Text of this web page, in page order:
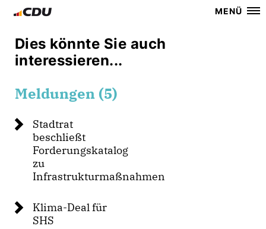
MENÜ
Dies könnte Sie auch
interessieren...
Meldungen (5)
Stadtrat
beschließt
Forderungskatalog
zu
Infrastrukturmaßnahmen
Klima-Deal für
SHS